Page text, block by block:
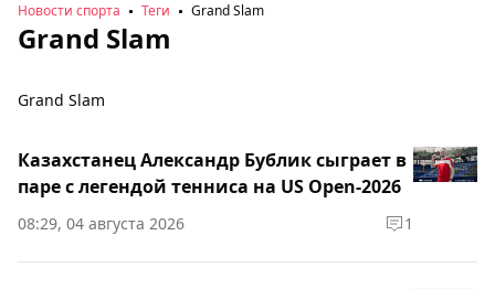
Новости спорта Теги Grand Slam
Grand Slam
Grand Slam
Казахстанец Александр Бублик сыграет в
паре с легендой тенниса на US Open-2026
08:29, 04 августа 2026 1